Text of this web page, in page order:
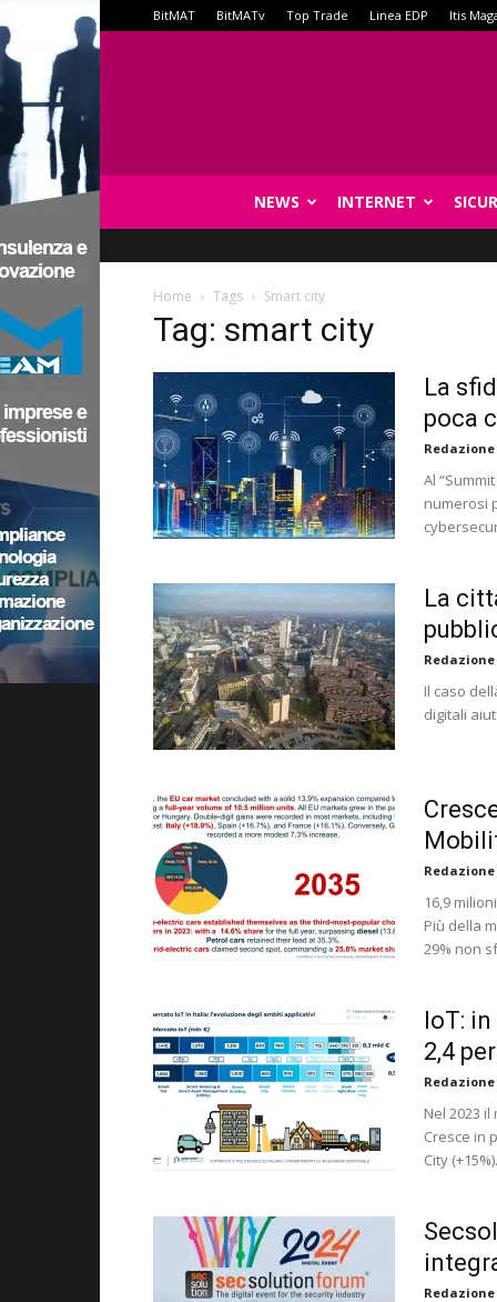
BitMAT BitMATv Top Trade Linea EDP Itis
NEWS INTERNET
Home Tags Smart city
Tag: smart city
La
poca
Al
numerosi
La
Il caso
digitali
16,9
Più della
29% non
IoT:
2,4
Nel 2023
Cresce in
City (+15%).